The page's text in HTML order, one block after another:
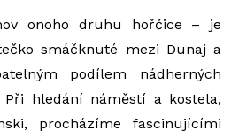
onoho druhu hořčice – je
smáčknuté mezi Dunaj a
podílem nádherných
Při hledání náměstí a kostela,
procházíme fascinujícími